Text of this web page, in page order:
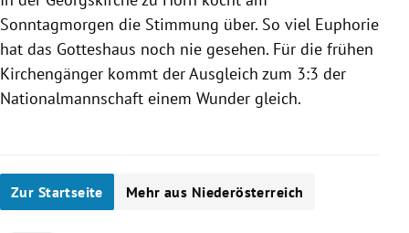
Untermenü
Untermenü
Sonntagmorgen die Stimmung über. So viel Euphorie
hat das Gotteshaus noch nie gesehen. Für die frühen
Kirchengänger kommt der Ausgleich zum 3:3 der
Nationalmannschaft einem Wunder gleich.
Zur Startseite Mehr aus Niederösterreich